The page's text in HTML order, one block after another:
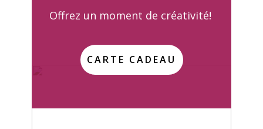
Offrez un moment de créativité!
CARTE CADEAU